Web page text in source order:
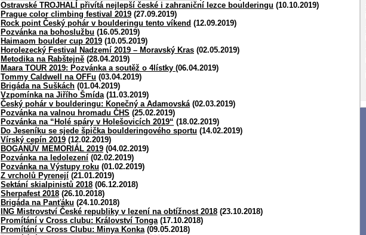
Ostravské TROJHALÍ přivítá nejlepší české i zahraniční lezce boulderingu (10.10.2019)
Prague color climbing festival 2019 (27.09.2019)
Rock point Český pohár v boulderingu tento víkend (12.09.2019)
Pozvánka na bohoslužbu (16.05.2019)
Haimaom boulder cup 2019 (10.05.2019)
Horolezecký Festival Nadzemí 2019 – Moravský Kras (02.05.2019)
Metodika na Rabštejně (28.04.2019)
Maara TOUR 2019: Pozvánka a soutěž o 4lístky (06.04.2019)
Tommy Caldwell na OFFu (03.04.2019)
Brigáda na Suškách (01.04.2019)
Vzpomínka na Jiřího Šmída(11.03.2019)
Český pohár v boulderingu: Konečný a Adamovská(02.03.2019)
Pozvánka na valnou hromadu ČHS (25.02.2019)
Pozvánka na “Holé spáry v Holešovicích 2019“ (18.02.2019)
Do Jeseníku se sjede špička boulderingového sportu (14.02.2019)
Vírský cepín 2019 (12.02.2019)
BOGANŮV MEMORIÁL 2019 (04.02.2019)
Pozvánka na ledolezení (02.02.2019)
Pozvánka na Výstupy roku (01.02.2019)
Z vrcholů Pyrenejí (21.01.2019)
Sektání skialpinistů 2018 (06.12.2018)
Sherpafest 2018 (26.10.2018)
Brigáda na Panťáku (24.10.2018)
ING Mistrovství České republiky v lezení na obtížnost 2018 (23.10.2018)
Promítání v Cross clubu: Království Tonga(17.10.2018)
Promítání v Cross Clubu: Minya Konka(09.05.2018)